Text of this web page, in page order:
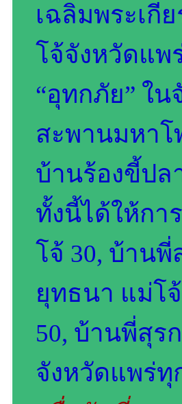
เฉลิมพระเกี
โจ้จังหวัดแพ
“อุทกภัย” ใ
สะพานมหาโ
บ้านร้องขี้ป
ทั้งนี้ได้ให้กา
โจ้ 30, บ้าน
ยุทธนา แม่โ
50, บ้านพี่สุร
จังหวัดแพร่